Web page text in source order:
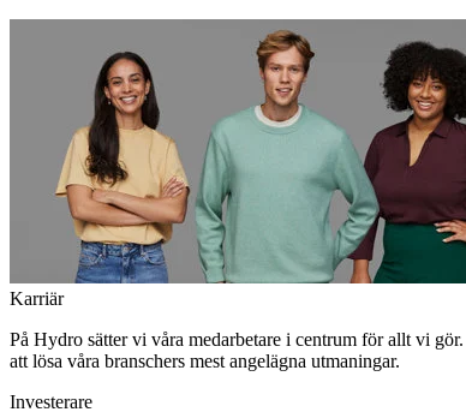
Karriär
På Hydro sätter vi våra medarbetare i centrum för allt vi
att lösa våra branschers mest angelägna utmaningar.
Investerare